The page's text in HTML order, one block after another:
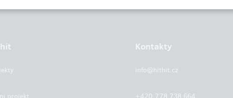
Kontakty
info@hithit.cz